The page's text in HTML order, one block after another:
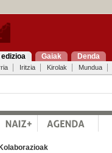
Gaiak Denda
Iritzia Kirolak Mundua